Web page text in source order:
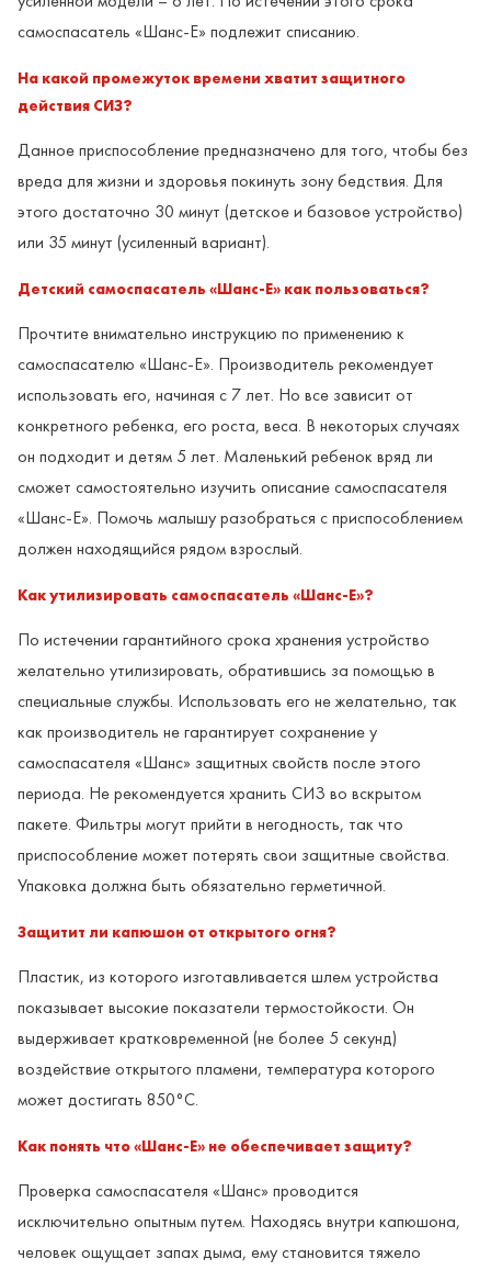
самоспасатель «Шанс-Е» подлежит списанию.
На какой промежуток времени хватит защитного
действия СИЗ?
Данное приспособление предназначено для того, чтобы без
вреда для жизни и здоровья покинуть зону бедствия. Для
этого достаточно 30 минут (детское и базовое устройство)
или 35 минут (усиленный вариант).
Детский самоспасатель «Шанс-Е» как пользоваться?
Прочтите внимательно инструкцию по применению к
самоспасателю «Шанс-Е». Производитель рекомендует
использовать его, начиная с 7 лет. Но все зависит от
конкретного ребенка, его роста, веса. В некоторых случаях
он подходит и детям 5 лет. Маленький ребенок вряд ли
сможет самостоятельно изучить описание самоспасателя
«Шанс-Е». Помочь малышу разобраться с приспособлением
должен находящийся рядом взрослый.
Как утилизировать самоспасатель «Шанс-Е»?
По истечении гарантийного срока хранения устройство
желательно утилизировать, обратившись за помощью в
специальные службы. Использовать его не желательно, так
как производитель не гарантирует сохранение у
самоспасателя «Шанс» защитных свойств после этого
периода. Не рекомендуется хранить СИЗ во вскрытом
пакете. Фильтры могут прийти в негодность, так что
приспособление может потерять свои защитные свойства.
Упаковка должна быть обязательно герметичной.
Защитит ли капюшон от открытого огня?
Пластик, из которого изготавливается шлем устройства
показывает высокие показатели термостойкости. Он
выдерживает кратковременной (не более 5 секунд)
воздействие открытого пламени, температура которого
может достигать 850°С.
Как понять что «Шанс-Е» не обеспечивает защиту?
Проверка самоспасателя «Шанс» проводится
исключительно опытным путем. Находясь внутри капюшона,
человек ощущает запах дыма, ему становится тяжело